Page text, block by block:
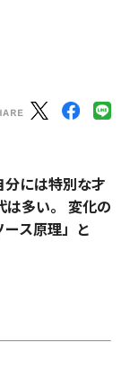
分には特別な才
多い。 変化の
ス原理」と